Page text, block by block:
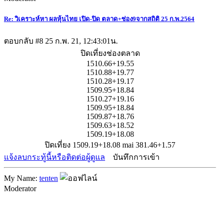
Re: วิเคราะห์หา ผลหุ้นไทย เปิด-ปิด ตลาด+ช่อง9จากสถิติ 25 ก.พ.2564
ตอบกลับ #8 25 ก.พ. 21, 12:43:01น.
ปิดเที่ยงช่องตลาด
1510.66+19.55
1510.88+19.77
1510.28+19.17
1509.95+18.84
1510.27+19.16
1509.95+18.84
1509.87+18.76
1509.63+18.52
1509.19+18.08
ปิดเที่ยง 1509.19+18.08 mai 381.46+1.57
แจ้งลบกระทู้นี้หรือติดต่อผู้ดูแล
บันทึกการเข้า
My Name: tenten
Moderator